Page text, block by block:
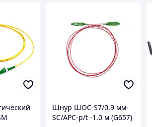
Шнур ШОС-S7/0.9 мм-
SC/APC-p/t -1.0 м (G657)